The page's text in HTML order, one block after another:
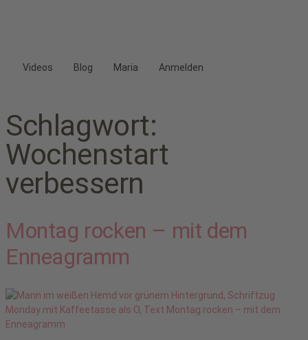
Videos Blog Maria Anmelden
Schlagwort:
Wochenstart
verbessern
Montag rocken – mit dem
Enneagramm